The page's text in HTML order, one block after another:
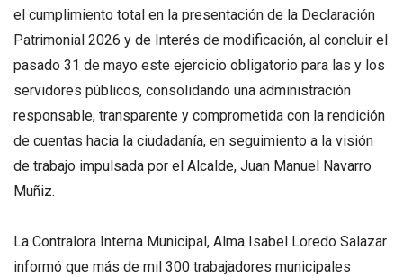
el cumplimiento total en la presentación de la Declaración
Patrimonial 2026 y de Interés de modificación, al concluir el
pasado 31 de mayo este ejercicio obligatorio para las y los
servidores públicos, consolidando una administración
responsable, transparente y comprometida con la rendición
de cuentas hacia la ciudadanía, en seguimiento a la visión
de trabajo impulsada por el Alcalde, Juan Manuel Navarro
Muñiz.
La Contralora Interna Municipal, Alma Isabel Loredo Salazar
informó que más de mil 300 trabajadores municipales